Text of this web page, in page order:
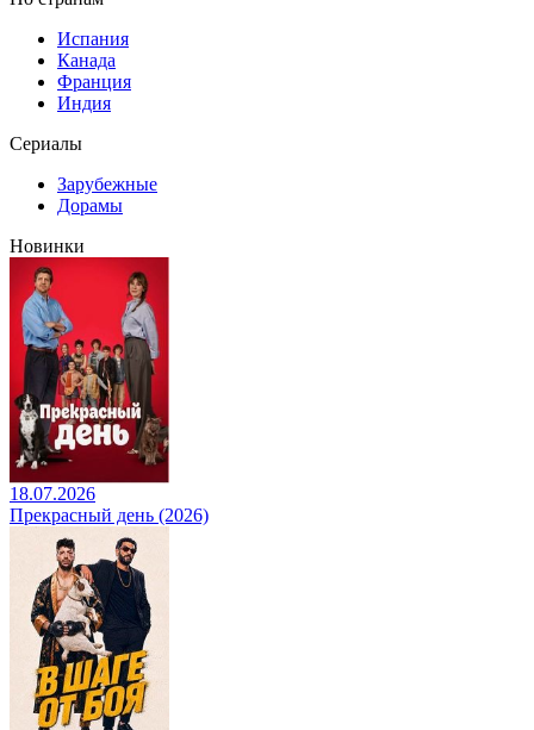
Испания
Канада
Франция
Индия
Сериалы
Зарубежные
Дорамы
Новинки
18.07.2026
Прекрасный день (2026)